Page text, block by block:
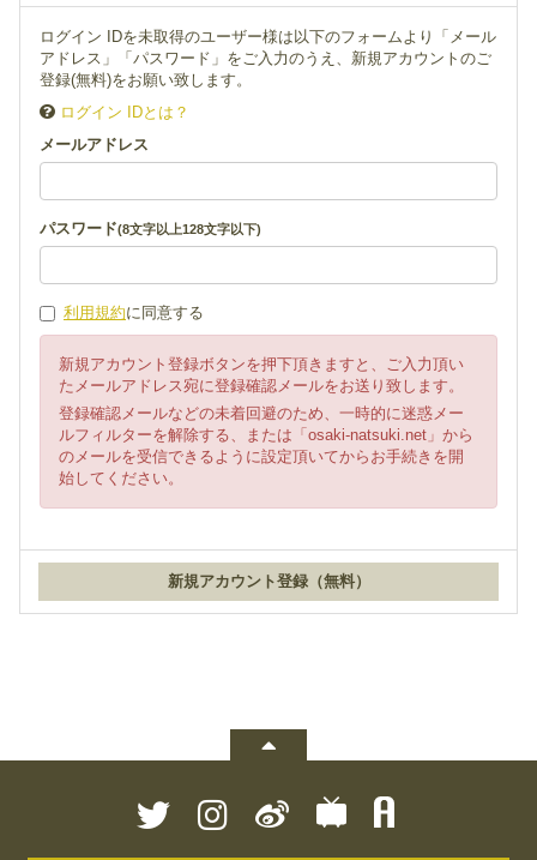
ログイン IDを未取得のユーザー様は以下のフォームより「メール
アドレス」「パスワード」をご入力のうえ、新規アカウントのご
登録(無料)をお願い致します。
ログイン IDとは？
メールアドレス
パスワード(8文字以上128文字以下)
利用規約に同意する
新規アカウント登録ボタンを押下頂きますと、ご入力頂い
たメールアドレス宛に登録確認メールをお送り致します。
登録確認メールなどの未着回避のため、一時的に迷惑メー
ルフィルターを解除する、または「osaki-natsuki.net」から
のメールを受信できるように設定頂いてからお手続きを開
始してください。